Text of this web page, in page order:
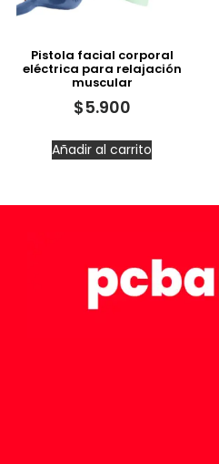
Pistola facial corporal
eléctrica para relajación
muscular
$5.900
Añadir al carrito